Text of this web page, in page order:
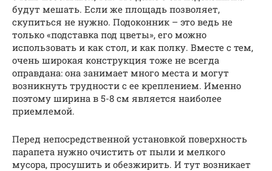
будут мешать. Если же площадь позволяет,
скупиться не нужно. Подоконник – это ведь не
только «подставка под цветы», его можно
использовать и как стол, и как полку. Вместе с тем,
очень широкая конструкция тоже не всегда
оправдана: она занимает много места и могут
возникнуть трудности с ее креплением. Именно
поэтому ширина в 5-8 см является наиболее
приемлемой.
Перед непосредственной установкой поверхность
парапета нужно очистить от пыли и мелкого
мусора, просушить и обезжирить. И тут возникает